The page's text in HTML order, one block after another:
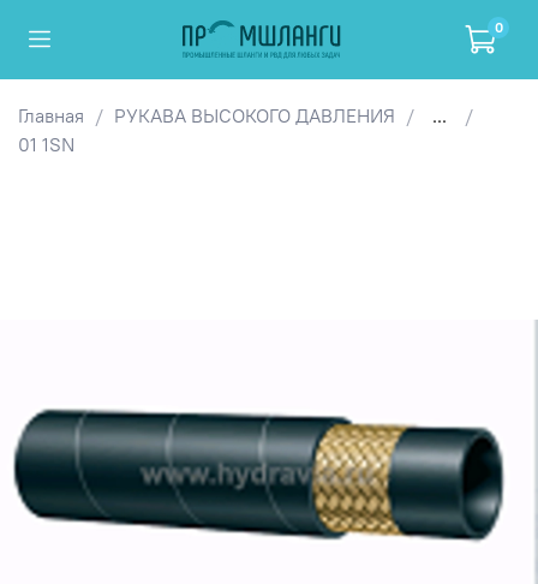
0
Главная РУКАВА ВЫСОКОГО ДАВЛЕНИЯ
...
01 1SN